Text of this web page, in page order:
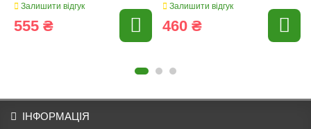
Залишити відгук
555 ₴
Залишити відгук
460 ₴
ІНФОРМАЦІЯ